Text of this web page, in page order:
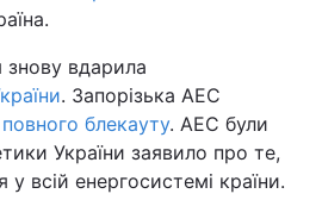
знову вдарила
. Запорізька АЕС
блекауту. АЕС були
України заявило про те,
всій енергосистемі країни.